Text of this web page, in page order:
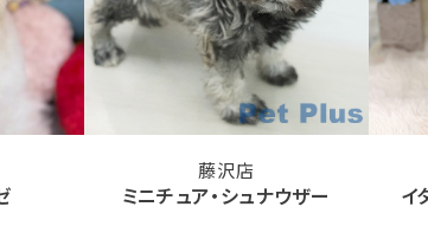
藤沢店
ミニチュア・シュナウザー イ